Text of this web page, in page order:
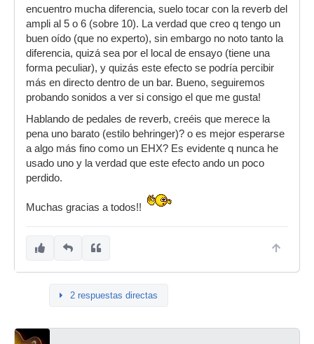
encuentro mucha diferencia, suelo tocar con la reverb del
ampli al 5 o 6 (sobre 10). La verdad que creo q tengo un
buen oído (que no experto), sin embargo no noto tanto la
diferencia, quizá sea por el local de ensayo (tiene una
forma peculiar), y quizás este efecto se podría percibir
más en directo dentro de un bar. Bueno, seguiremos
probando sonidos a ver si consigo el que me gusta!
Hablando de pedales de reverb, creéis que merece la
pena uno barato (estilo behringer)? o es mejor esperarse
a algo más fino como un EHX? Es evidente q nunca he
usado uno y la verdad que este efecto ando un poco
perdido.
Muchas gracias a todos!!
2 respuestas directas